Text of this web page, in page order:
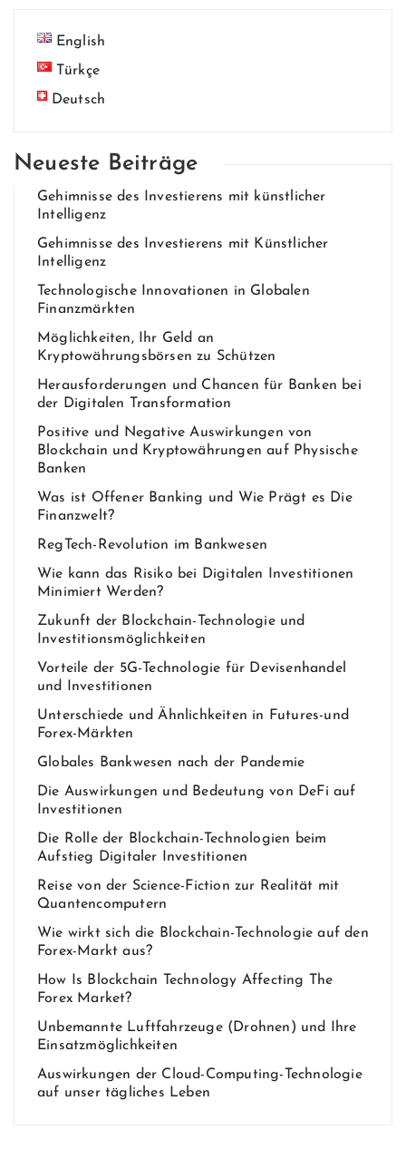
English
Türkçe
Deutsch
Neueste Beiträge
Gehim​nisse des Invest​ierens mit künstlich​er
Intelligenz
Gehim​nisse des Invest​ierens mit Künstlicher
Intelligenz
Technologische Innovationen in Globalen
Finanzmärkten
Möglichkeiten, Ihr Geld an
Kryptowährungsbörsen zu Schützen
Herausforderungen und Chancen für Banken bei
der Digitalen Transformation
Positive und Negative Auswirkungen von
Blockchain und Kryptowährungen auf Physische
Banken
Was ist Offener Banking und Wie Prägt es Die
Finanzwelt?
RegTech-Revolution im Bankwesen
Wie kann das Risiko bei Digitalen Investitionen
Minimiert Werden?
Zukunft der Blockchain-Technologie und
Investitionsmöglichkeiten
Vorteile der 5G-Technologie für Devisenhandel
und Investitionen
Unterschiede und Ähnlichkeiten in Futures-und
Forex-Märkten
Globales Bankwesen nach der Pandemie
Die Auswirkungen und Bedeutung von DeFi auf
Investitionen
Die Rolle der Blockchain-Technologien beim
Aufstieg Digitaler Investitionen
Reise von der Science-Fiction zur Realität mit
Quantencomputern
Wie wirkt sich die Blockchain-Technologie auf den
Forex-Markt aus?
How Is Blockchain Technology Affecting The
Forex Market?
Unbemannte Luftfahrzeuge (Drohnen) und Ihre
Einsatzmöglichkeiten
Auswirkungen der Cloud-Computing-Technologie
auf unser tägliches Leben